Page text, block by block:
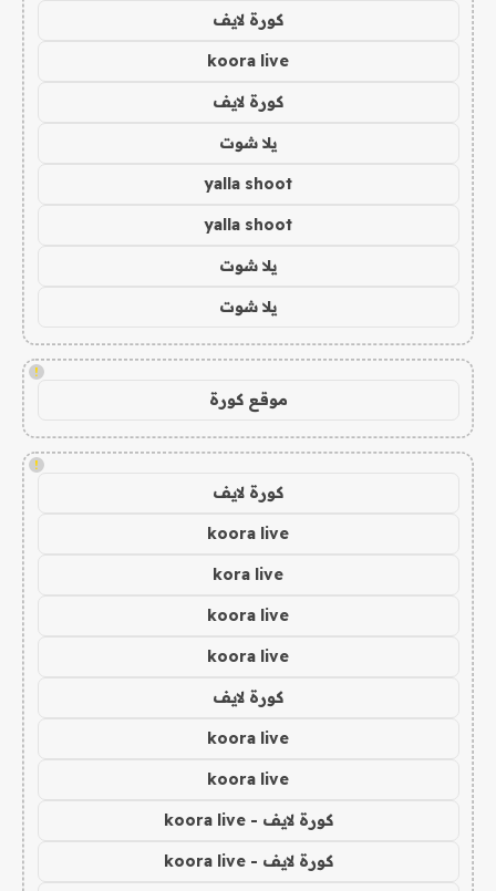
كورة لايف
koora live
كورة لايف
يلا شوت
yalla shoot
yalla shoot
يلا شوت
يلا شوت
!
موقع كورة
!
كورة لايف
koora live
kora live
koora live
koora live
كورة لايف
koora live
koora live
كورة لايف - koora live
كورة لايف - koora live